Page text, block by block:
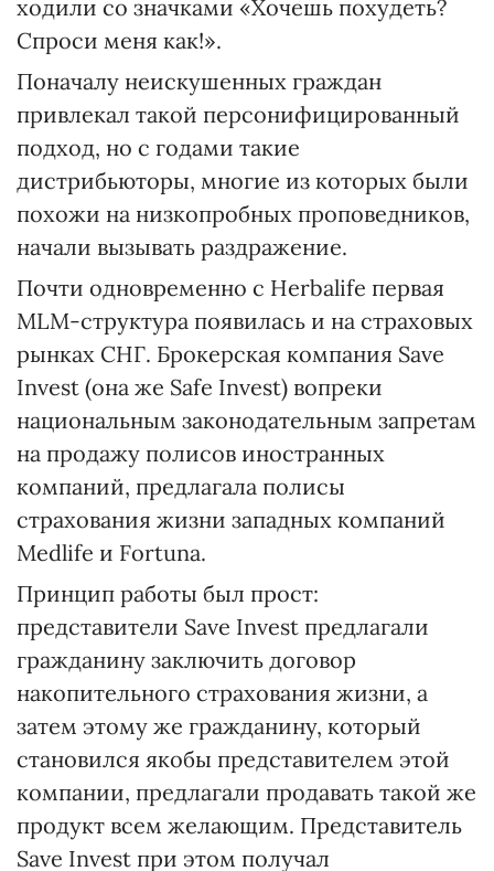
ходили со значками «Хочешь похудеть?
Спроси меня как!».
Поначалу неискушенных граждан
привлекал такой персонифицированный
подход, но с годами такие
дистрибьюторы, многие из которых были
похожи на низкопробных проповедников,
начали вызывать раздражение.
Почти одновременно с Herbalife первая
MLM-структура появилась и на страховых
рынках СНГ. Брокерская компания Save
Invest (она же Safe Invest) вопреки
национальным законодательным запретам
на продажу полисов иностранных
компаний, предлагала полисы
страхования жизни западных компаний
Medlife и Fortuna.
Принцип работы был прост:
представители Save Invest предлагали
гражданину заключить договор
накопительного страхования жизни, а
затем этому же гражданину, который
становился якобы представителем этой
компании, предлагали продавать такой же
продукт всем желающим. Представитель
Save Invest при этом получал